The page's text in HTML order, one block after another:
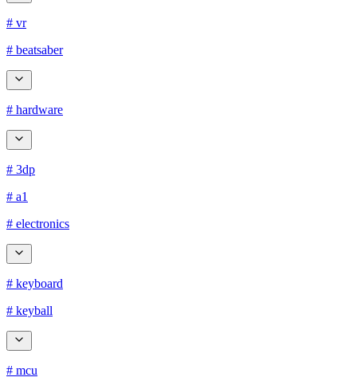
# vr
# beatsaber
# hardware
# 3dp
# a1
# electronics
# keyboard
# keyball
# mcu